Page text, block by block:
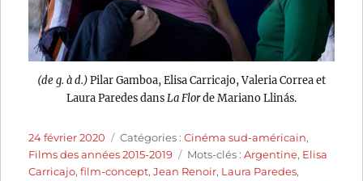
(de g. à d.)Pilar Gamboa, Elisa Carricajo, Valeria Correa et
Laura Paredes dansLa Florde Mariano Llinás.
Publié
le
24 février 2020 Catégories
Catégories :Cinéma sud-américain,
Films des années 2015-2019
Étiquettes
Mots-clés :Argentine, Elisa
Carricajo,film-concept,Jean Renoir, Laura Paredes,